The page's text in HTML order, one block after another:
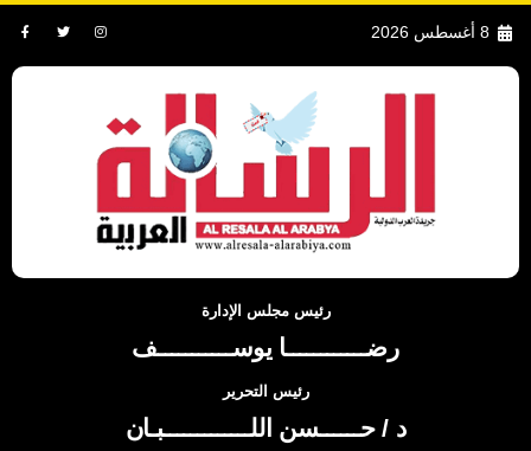
8 أغسطس 2026
رئيس مجلس الإدارة
رضــــــــــــا يوســـــــــــف
رئيس التحرير
د / حــــــسن اللـــــــــــــبـان